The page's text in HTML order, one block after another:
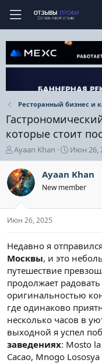
Ресторанный бизнес и
которые стоит
А
в
т
о
р
е
м
Ayaan Khan
Д
а
т
а
н
ч
а
Июн 26,
Ayaan Khan
New member
Июн 26, 2025
Недавно я
Москвы, и это
путешествие
продолжает
оригинальностью
где одинаково
несколько часов в
выходной я успел
заведениях: Mosto
Cacao, Mnogo Lososya